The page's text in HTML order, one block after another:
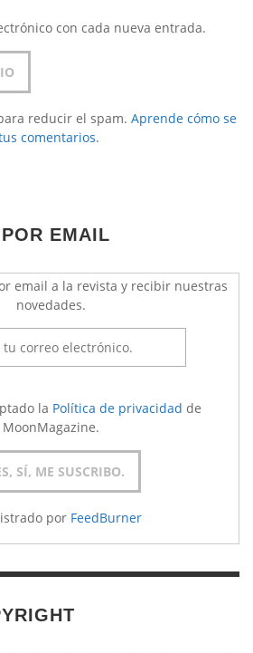
con cada nueva entrada.
reducir el spam. Aprende cómo se
comentarios.
EMAIL
email a la revista y recibir nuestras
novedades.
la Política de privacidad de
MoonMagazine.
por FeedBurner